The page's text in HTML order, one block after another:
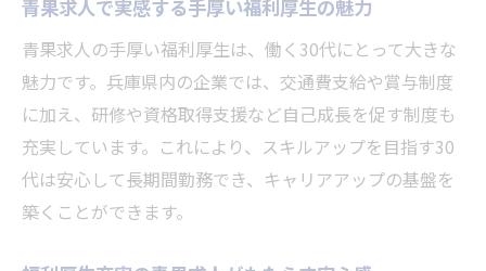
青果求人で実感する手厚い福利厚生の魅力
青果求人の手厚い福利厚生は、働く30代にとって大きな
魅力です。兵庫県内の企業では、交通費支給や賞与制度
に加え、研修や資格取得支援など自己成長を促す制度も
充実しています。これにより、スキルアップを目指す30
代は安心して長期間勤務でき、キャリアアップの基盤を
築くことができます。